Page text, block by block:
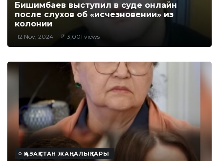
Бишимбаев выступил в суде онлайн
после слухов об «исчезновении» из
колонии
12 Nov, 2024 3,001 views
ҚАЗАҚСТАН ЖАҢАЛЫҚТАРЫ